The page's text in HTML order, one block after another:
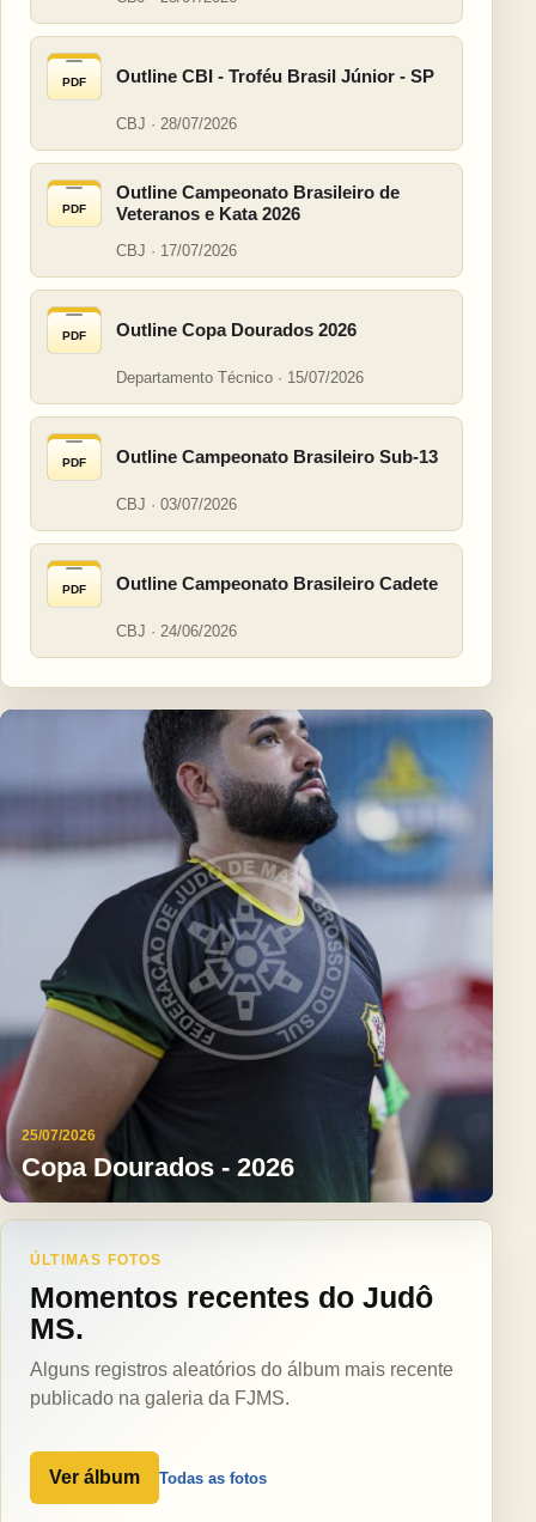
PDF Outline CBI - Troféu Brasil Júnior - SP
CBJ · 28/07/2026
PDF
Outline Campeonato Brasileiro de
Veteranos e Kata 2026
CBJ · 17/07/2026
PDF Outline Copa Dourados 2026
Departamento Técnico · 15/07/2026
PDF Outline Campeonato Brasileiro Sub-13
CBJ · 03/07/2026
PDF Outline Campeonato Brasileiro Cadete
CBJ · 24/06/2026
25/07/2026
Copa Dourados - 2026
ÚLTIMAS FOTOS
Momentos recentes do Judô
MS.
Alguns registros aleatórios do álbum mais recente
publicado na galeria da FJMS.
Ver álbum Todas as fotos